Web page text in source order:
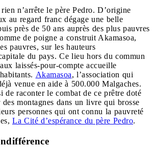
n’arrête le père Pedro. D’origine
au regard franc dégage une belle
près de 50 ans auprès des plus pauvres
de poigne a construit Akamasoa,
pauvres, sur les hauteurs
du pays. Ce lieu hors du commun
laissés-pour-compte accueille
Akamasoa, l’association qui
venue en aide à 500.000 Malgaches.
de raconter le combat de ce prêtre doté
montagnes dans un livre qui brosse
personnes qui ont connu la pauvreté
La Cité d’espérance du père Pedro.